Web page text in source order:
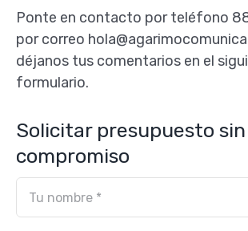
Ponte en contacto por teléfono
por correo
déjanos tus comentarios en el
formulario.
Solicitar presupuesto sin
compromiso